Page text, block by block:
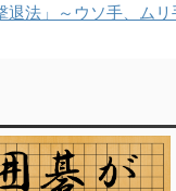
退法」～ウソ手、ムリ